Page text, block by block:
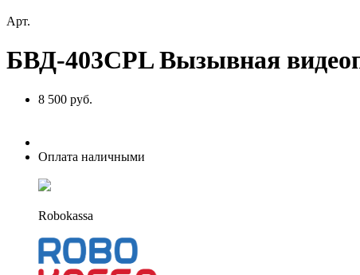
Арт.
БВД-403CPL Вызывная
8 500 руб.
Оплата наличными
Robokassa